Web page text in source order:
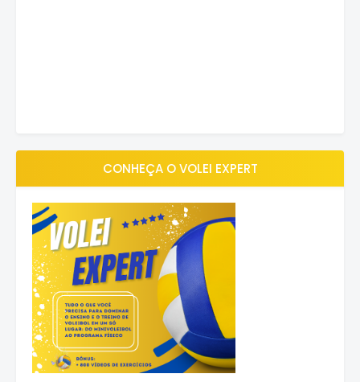
CONHEÇA O VOLEI EXPERT